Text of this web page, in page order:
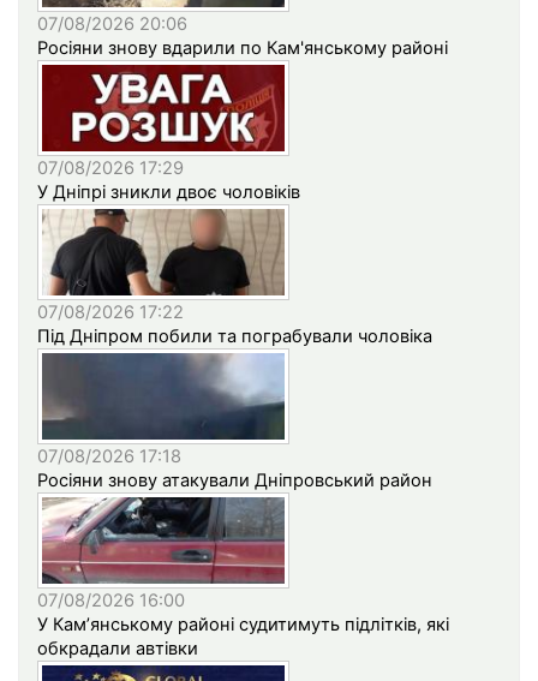
07/08/2026 20:06
Росіяни знову вдарили по Кам'янському районі
07/08/2026 17:29
У Дніпрі зникли двоє чоловіків
07/08/2026 17:22
Під Дніпром побили та пограбували чоловіка
07/08/2026 17:18
Росіяни знову атакували Дніпровський район
07/08/2026 16:00
У Кам’янському районі судитимуть підлітків, які
обкрадали автівки